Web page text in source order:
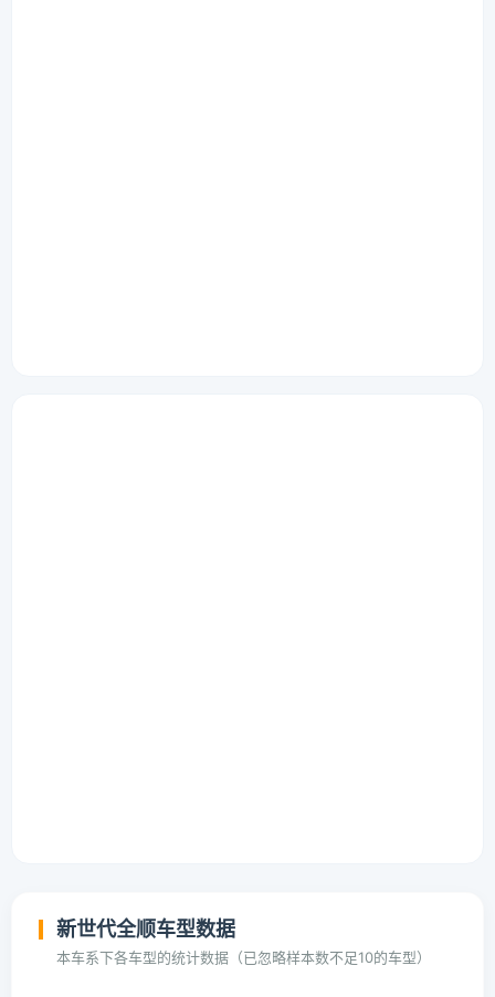
新世代全顺车型数据
本车系下各车型的统计数据（已忽略样本数不足10的车型）